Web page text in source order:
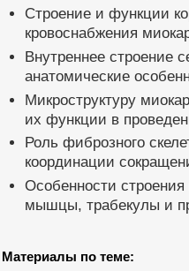
Строение и функции
кровоснабжения
Внутреннее строение
анатомические
Микроструктуру
их функции в
Роль фиброзного
координации
Особенности
мышцы, трабекулы и
Материалы по теме: